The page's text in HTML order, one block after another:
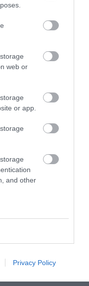
web or
or app.
and other
Privacy Policy
BOGÁCSON, A
ÉRKE...
CHERY TIGGO 9
KÍNAI PR...
Barta Autó
SZERDÁN